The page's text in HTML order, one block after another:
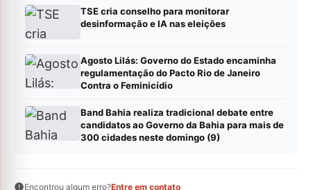
TSE cria conselho para monitorar
desinformação e IA nas eleições
Agosto Lilás: Governo do Estado encaminha
regulamentação do Pacto Rio de Janeiro
Contra o Feminicídio
Band Bahia realiza tradicional debate entre
candidatos ao Governo da Bahia para mais de
300 cidades neste domingo (9)
Encontrou algum erro?Entre em contato